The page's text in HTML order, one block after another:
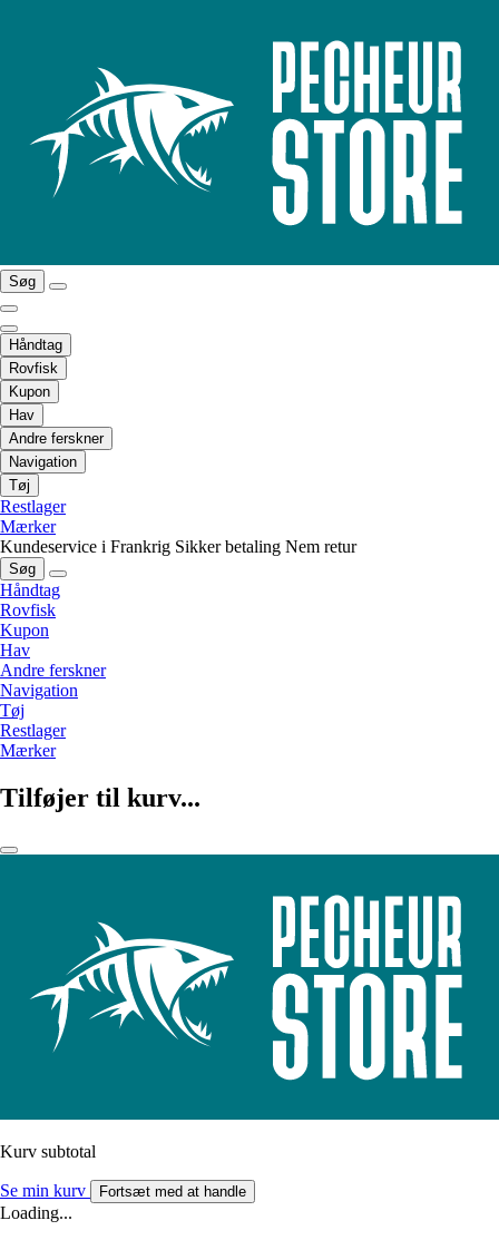
Søg
Håndtag
Rovfisk
Kupon
Hav
Andre ferskner
Navigation
Tøj
Restlager
Mærker
Kundeservice i Frankrig Sikker betaling Nem retur
Søg
Håndtag
Rovfisk
Kupon
Hav
Andre ferskner
Navigation
Tøj
Restlager
Mærker
Tilføjer til kurv...
Kurv subtotal
Se min kurv Fortsæt med at handle
Loading...